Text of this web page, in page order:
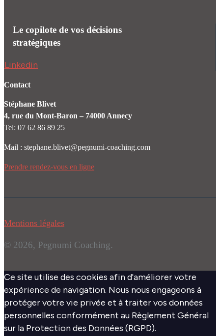
Le copilote de vos décisions
stratégiques
Linkedin
Contact
Stéphane Blivet
4, rue du Mont-Baron – 74000 Annecy
Tel: 07 62 86 89 25
Mail : stephane.blivet@pegnumi-coaching.com
Prendre rendez-vous en ligne
Mentions légales
© 2026, Pegnumi Coaching.
Ce site utilise des cookies afin d'améliorer votre
expérience de navigation. Nous nous engageons à
protéger votre vie privée et à traiter vos données
personnelles conformément au Règlement Général
sur la Protection des Données (RGPD).